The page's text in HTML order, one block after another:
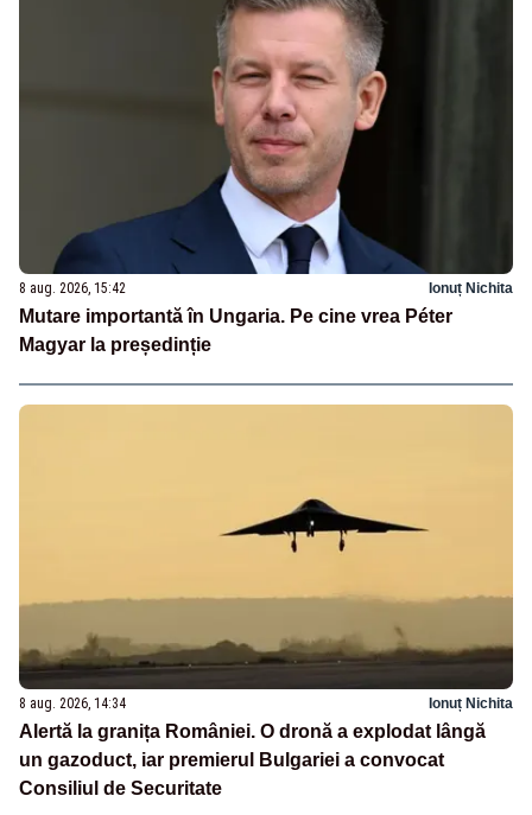
8 aug. 2026, 15:42 Ionuț Nichita
Mutare importantă în Ungaria. Pe cine vrea Péter
Magyar la președinție
8 aug. 2026, 14:34 Ionuț Nichita
Alertă la granița României. O dronă a explodat lângă
un gazoduct, iar premierul Bulgariei a convocat
Consiliul de Securitate